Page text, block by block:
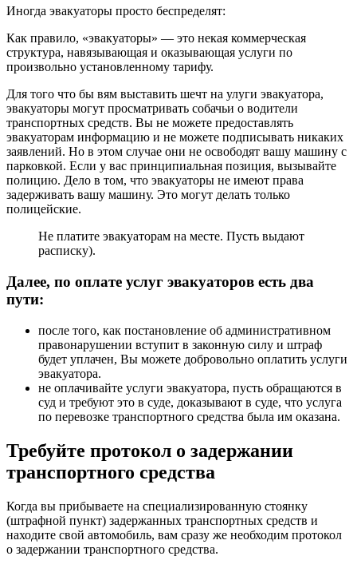
Иногда эвакуаторы просто беспределят:
Как правило, «эвакуаторы» — это некая коммерческая
структура, навязывающая и оказывающая услуги по
произвольно установленному тарифу.
Для того что бы вям выставить шечт на улуги эвакуатора,
эвакуаторы могут просматривать собачьи о водители
транспортных средств. Вы не можете предоставлять
эвакуаторам информацию и не можете подписывать никаких
заявлений. Но в этом случае они не освободят вашу машину с
парковкой. Если у вас принципиальная позиция, вызывайте
полицию. Дело в том, что эвакуаторы не имеют права
задерживать вашу машину. Это могут делать только
полицейские.
Не платите эвакуаторам на месте. Пусть выдают
расписку).
Далее, по оплате услуг эвакуаторов есть два
пути:
после того, как постановление об административном
правонарушении вступит в законную силу и штраф
будет уплачен, Вы можете добровольно оплатить услуги
эвакуатора.
не оплачивайте услуги эвакуатора, пусть обращаются в
суд и требуют это в суде, доказывают в суде, что услуга
по перевозке транспортного средства была им оказана.
Требуйте протокол о задержании
транспортного средства
Когда вы прибываете на специализированную стоянку
(штрафной пункт) задержанных транспортных средств и
находите свой автомобиль, вам сразу же необходим протокол
о задержании транспортного средства.